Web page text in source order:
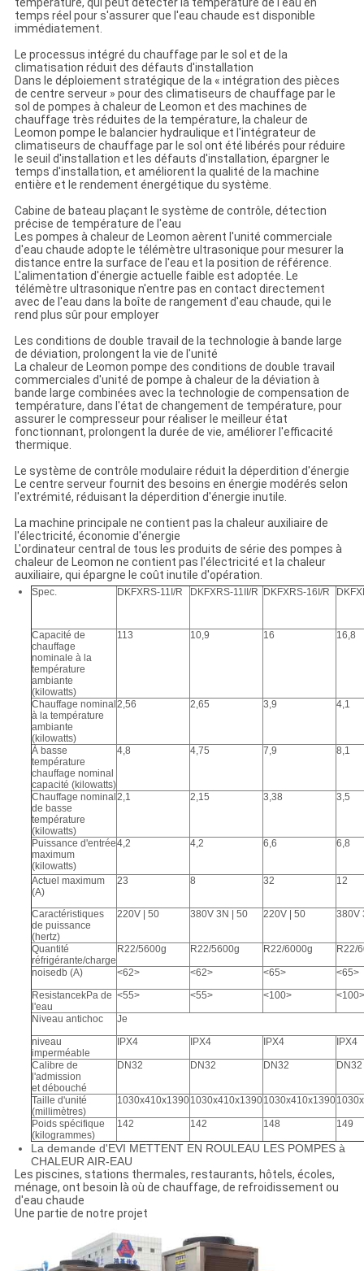
température, qui peut détecter la température de l'eau en
temps réel pour s'assurer que l'eau chaude est disponible
immédiatement.
Le processus intégré du chauffage par le sol et de la
climatisation réduit des défauts d'installation
Dans le déploiement stratégique de la « intégration des pièces
de centre serveur » pour des climatiseurs de chauffage par le
sol de pompes à chaleur de Leomon et des machines de
chauffage très réduites de la température, la chaleur de
Leomon pompe le balancier hydraulique et l'intégrateur de
climatiseurs de chauffage par le sol ont été libérés pour réduire
le seuil d'installation et les défauts d'installation, épargner le
temps d'installation, et améliorent la qualité de la machine
entière et le rendement énergétique du système.
Cabine de bateau plaçant le système de contrôle, détection
précise de température de l'eau
Les pompes à chaleur de Leomon aèrent l'unité commerciale
d'eau chaude adopte le télémètre ultrasonique pour mesurer la
distance entre la surface de l'eau et la position de référence.
L'alimentation d'énergie actuelle faible est adoptée. Le
télémètre ultrasonique n'entre pas en contact directement
avec de l'eau dans la boîte de rangement d'eau chaude, qui le
rend plus sûr pour employer
Les conditions de double travail de la technologie à bande large
de déviation, prolongent la vie de l'unité
La chaleur de Leomon pompe des conditions de double travail
commerciales d'unité de pompe à chaleur de la déviation à
bande large combinées avec la technologie de compensation de
température, dans l'état de changement de température, pour
assurer le compresseur pour réaliser le meilleur état
fonctionnant, prolongent la durée de vie, améliorer l'efficacité
thermique.
Le système de contrôle modulaire réduit la déperdition d'énergie
Le centre serveur fournit des besoins en énergie modérés selon
l'extrémité, réduisant la déperdition d'énergie inutile.
La machine principale ne contient pas la chaleur auxiliaire de
l'électricité, économie d'énergie
L'ordinateur central de tous les produits de série des pompes à
chaleur de Leomon ne contient pas l'électricité et la chaleur
auxiliaire, qui épargne le coût inutile d'opération.
Spec. DKFXRS-11I/R DKFXRS-11II/R DKFXRS-16I/R
Capacité de
chauffage
nominale à la
température
ambiante
(kilowatts)
113 10,9 16 16,8
Chauffage nominal
à la température
ambiante
(kilowatts)
2,56 2,65 3,9 4,1
À basse
température
chauffage nominal
capacité (kilowatts)
4,8 4,75 7,9 8,1
Chauffage nominal
de basse
température
(kilowatts)
2,1 2,15 3,38 3,5
Puissance d'entrée
maximum
(kilowatts)
4,2 4,2 6,6 6,8
Actuel maximum
(A)
23 8 32 12
Caractéristiques
de puissance
(hertz)
220V | 50 380V 3N | 50 220V | 50 380V
Quantité
réfrigérante/charge
R22/5600g R22/5600g R22/6000g R22/
noisedb (A) <62> <62> <65>
<65>
ResistancekPa de
l'eau
<55> <55> <100> <100>
Niveau antichoc
Je
niveau
imperméable
IPX4 IPX4 IPX4 IPX4
Calibre de
l'admission
et débouché
DN32 DN32 DN32 DN32
Taille d'unité
(millimètres)
1030x410x13901030x410x13901030x410x1390
Poids spécifique
(kilogrammes)
142 142 148 149
La demande d'EVI METTENT EN ROULEAU LES POMPES à
CHALEUR AIR-EAU
Les piscines, stations thermales, restaurants, hôtels, écoles,
ménage, ont besoin là où de chauffage, de refroidissement ou
d'eau chaude
Une partie de notre projet